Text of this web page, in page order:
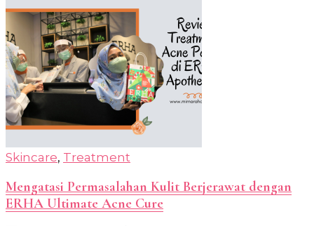
Skincare, Treatment
Mengatasi Permasalahan Kulit Berjerawat dengan
ERHA Ultimate Acne Cure